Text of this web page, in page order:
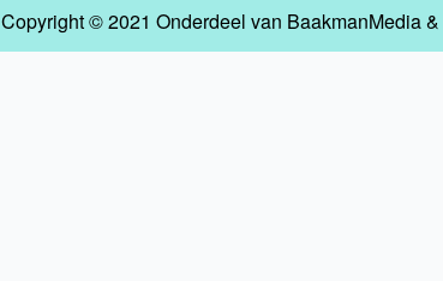
Copyright © 2021 Onderdeel van BaakmanMedia&